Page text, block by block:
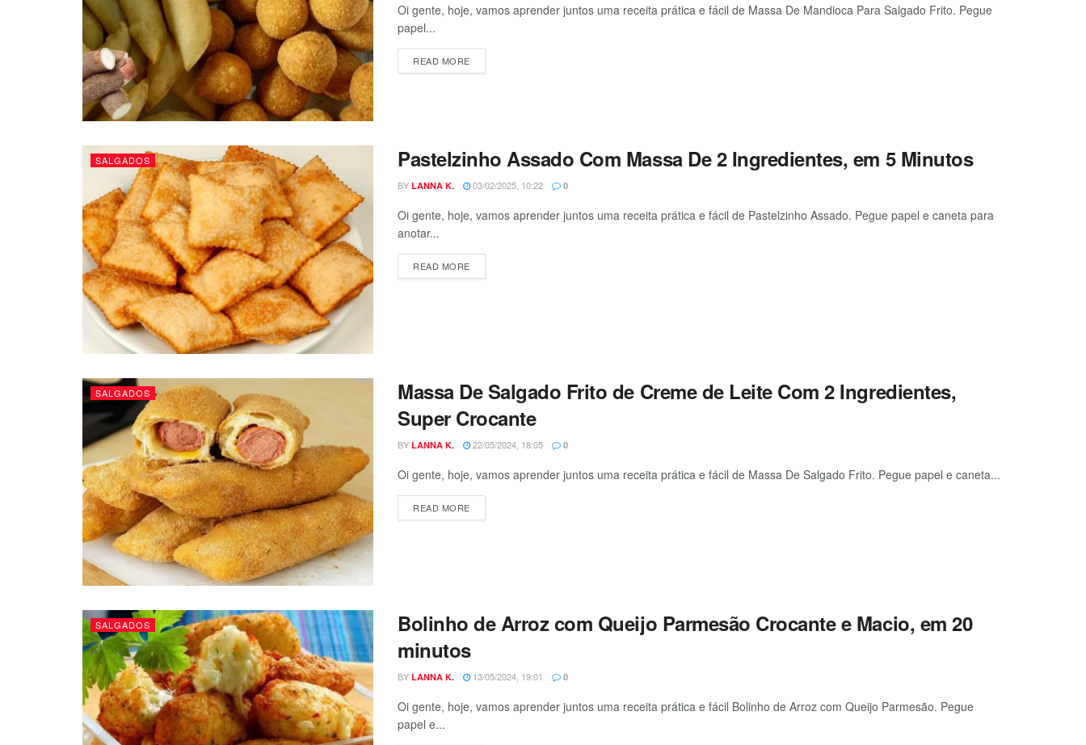
Oi gente, hoje, vamos aprender juntos uma receita prática e fácil de Massa De Mandioca Para Salgado Frito. Pegue
papel...
READ MOREDETAILS
SALGADOS Pastelzinho Assado Com Massa De 2 Ingredientes, em 5 Minutos
BY LANNA K. 03/02/2025, 10:22 0
Oi gente, hoje, vamos aprender juntos uma receita prática e fácil de Pastelzinho Assado. Pegue papel e caneta para
anotar...
READ MOREDETAILS
SALGADOS
Massa De Salgado Frito de Creme de Leite Com 2 Ingredientes,
Super Crocante
BY LANNA K. 22/05/2024, 18:05 0
Oi gente, hoje, vamos aprender juntos uma receita prática e fácil de Massa De Salgado Frito. Pegue papel e caneta...
READ MOREDETAILS
SALGADOS
Bolinho de Arroz com Queijo Parmesão Crocante e Macio, em 20
minutos
BY LANNA K. 13/05/2024, 19:01 0
Oi gente, hoje, vamos aprender juntos uma receita prática e fácil Bolinho de Arroz com Queijo Parmesão. Pegue
papel e...